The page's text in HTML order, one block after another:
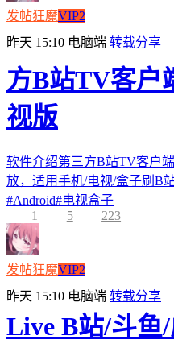
发帖狂魔VIP2
昨天 15:10 电脑端 转载分享
方B站TV客户
视版
软件介绍第三方B站TV客户
放，适用手机/电视/盒子刷B
#Android#电视盒子
1
5 223
发帖狂魔VIP2
昨天 15:10 电脑端 转载分享
Live B站/斗鱼